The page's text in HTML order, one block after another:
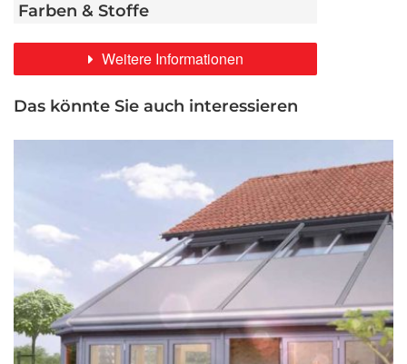
Farben & Stoffe
Weitere Informationen
Das könnte Sie auch interessieren